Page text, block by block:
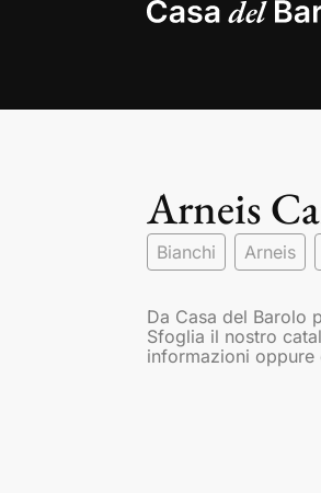
Arneis
Bianchi Arneis
Da Casa del Barolo
Sfoglia il nostro
informazioni